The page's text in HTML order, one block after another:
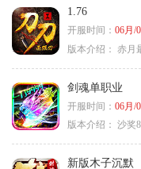
1.76
开服时间： 06月/
版本介绍： 赤月
剑魂单职业
开服时间： 06月/
版本介绍： 沙奖
新版木子沉默